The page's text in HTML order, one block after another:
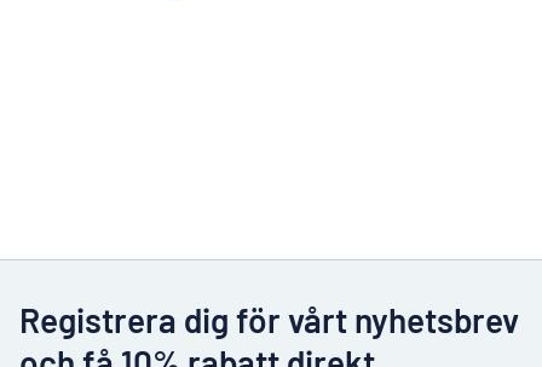
Registrera dig för vårt nyhetsbrev